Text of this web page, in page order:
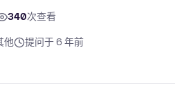
340次查看
他
提问于 6 年前